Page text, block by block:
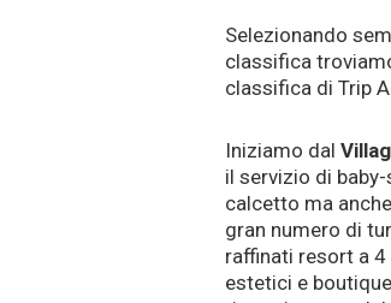
Selezionando
classifica
classifica di Trip
Iniziamo dal
il servizio di
calcetto ma
gran numero di
raffinati resort a
estetici e